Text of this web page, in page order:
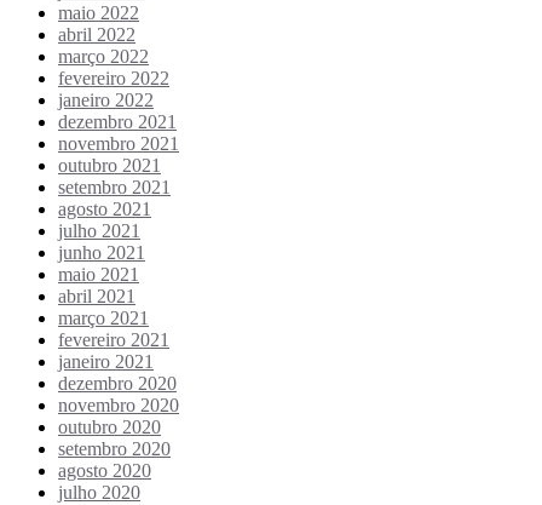
maio 2022
abril 2022
março 2022
fevereiro 2022
janeiro 2022
dezembro 2021
novembro 2021
outubro 2021
setembro 2021
agosto 2021
julho 2021
junho 2021
maio 2021
abril 2021
março 2021
fevereiro 2021
janeiro 2021
dezembro 2020
novembro 2020
outubro 2020
setembro 2020
agosto 2020
julho 2020